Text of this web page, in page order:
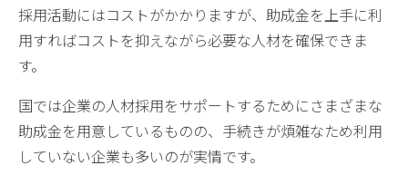
採用活動にはコストがかかりますが、助成金を上手に利
用すればコストを抑えながら必要な人材を確保できま
す。
国では企業の人材採用をサポートするためにさまざまな
助成金を用意しているものの、手続きが煩雑なため利用
していない企業も多いのが実情です。